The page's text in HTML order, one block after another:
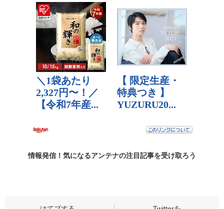
情報発信！気になるアンテナの注目記事を受け取ろう